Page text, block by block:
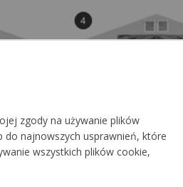
zgody na używanie plików
do najnowszych usprawnień, które
wszystkich plików cookie,